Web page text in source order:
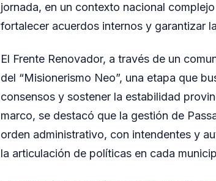
jornada, en un contexto nacional
fortalecer acuerdos internos y garantizar
El Frente Renovador, a través de un
del “Misionerismo Neo”, una etapa que
consensos y sostener la estabilidad
marco, se destacó que la gestión de
orden administrativo, con intendentes y
la articulación de políticas en cada